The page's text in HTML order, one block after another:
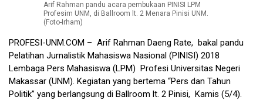
Arif Rahman pandu acara pembukaan PINISI LPM
Profesim UNM, di Ballroom lt. 2 Menara Pinisi UNM.
(Foto-Irham)
PROFESI-UNM.COM – Arif Rahman Daeng Rate, bakal pandu
Pelatihan Jurnalistik Mahasiswa Nasional (PINISI) 2018
Lembaga Pers Mahasiswa (LPM) Profesi Universitas Negeri
Makassar (UNM). Kegiatan yang bertema “Pers dan Tahun
Politik” yang berlangsung di Ballroom lt. 2 Pinisi, Kamis (5/4).